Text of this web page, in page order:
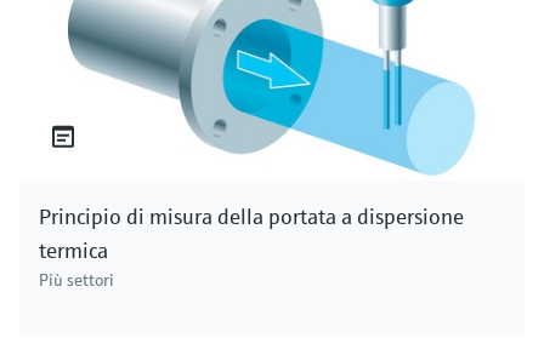
Principio di misura della portata a dispersione
termica
Più settori